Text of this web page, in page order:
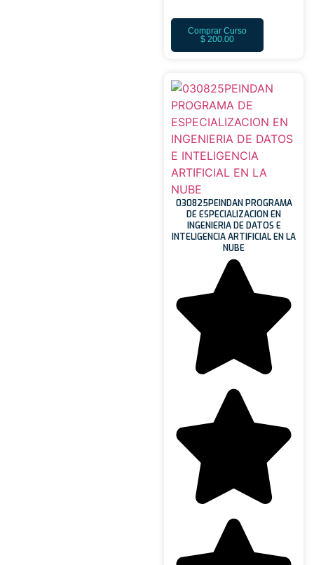
Comprar Curso
$ 200.00
030825PEINDAN PROGRAMA
DE ESPECIALIZACION EN
INGENIERIA DE DATOS E
INTELIGENCIA ARTIFICIAL EN LA
NUBE